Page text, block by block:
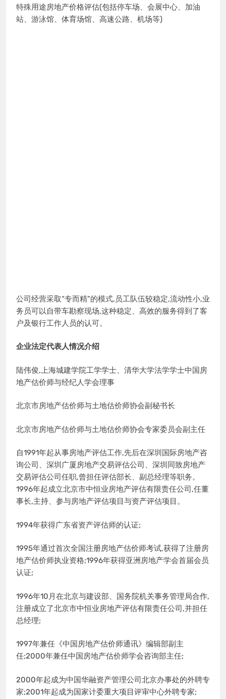
特殊用途房地产价格评估(包括停车场、会展中心、加油
站、游泳馆、体育场馆、高速公路、机场等)
公司经营采取“专而精”的模式,员工队伍较稳定,流动性小,业
务员可以自带车勘察现场,这种稳定、高效的服务得到了客
户及银行工作人员的认可。
企业法定代表人情况介绍
陆伟俊,上海城建学院工学学士、清华大学法学学士中国房
地产估价师与经纪人学会理事
北京市房地产估价师与土地估价师协会副秘书长
北京市房地产估价师与土地估价师协会专家委员会副主任
自1991年起从事房地产评估工作,先后在深圳国际房地产咨
询公司、深圳广厦房地产交易评估公司、深圳同致房地产
交易评估公司任职,曾担任评估部长、副总经理等职务。
1996年起成立北京市中恒业房地产评估有限责任公司,任董
事长,主持、参与房地产评估项目与资产评估项目。
1994年获得广东省资产评估师的认证;
1995年通过首次全国注册房地产估价师考试,获得了注册房
地产估价师执业资格;1996年获得亚洲房地产学会首届会员
认证;
1996年10月在北京与建设部、国务院机关事务管理局合作,
注册成立了北京市中恒业房地产评估有限责任公司,并担任
总经理;
1997年兼任《中国房地产估价师通讯》编辑部副主
任;2000年兼任中国房地产估价师学会咨询部主任;
2000年起成为中国华融资产管理公司北京办事处的外聘专
家;2001年起成为国家计委重大项目评审中心外聘专家;